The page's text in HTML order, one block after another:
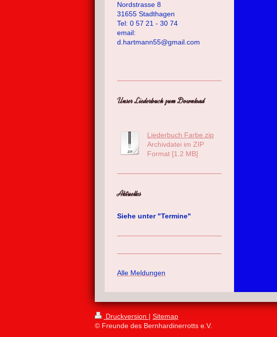
Nordstrasse 8
31655 Stadthagen
Tel: 0 57 21 - 30 74
email:
d.hartmann55@gmail.com
Unser Liederbuch zum Download
Liederbuch Farbe.zip
Archivdatei im ZIP
Format [1.2 MB]
Aktuelles
Siehe unter "Termine"
Alle Meldungen
Druckversion | Sitemap
© Freunde des Bernhardinerrotts e.V.